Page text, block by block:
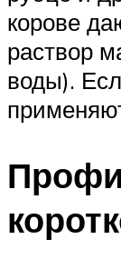
корове
раствор
воды).